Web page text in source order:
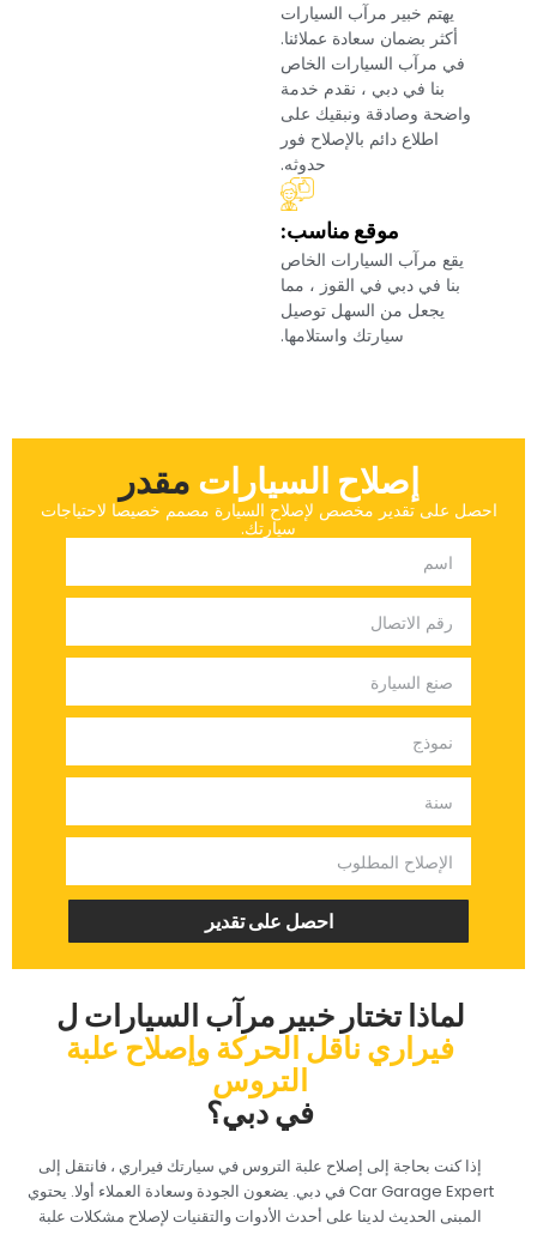
‏يهتم خبير مرآب السيارات
أكثر بضمان سعادة عملائنا.
في مرآب السيارات الخاص
بنا في دبي ، نقدم خدمة
واضحة وصادقة ونبقيك على
اطلاع دائم بالإصلاح فور
حدوثه.‏
‏موقع مناسب:‏
‏يقع مرآب السيارات الخاص
بنا في دبي في القوز ، مما
يجعل من السهل توصيل
سيارتك واستلامها.‏
‏لماذا تختار خبير مرآب السيارات ل‏
‏فيراري ناقل الحركة وإصلاح علبة
التروس‏
‏في دبي؟‏
‏إذا كنت بحاجة إلى إصلاح علبة التروس في سيارتك فيراري ، فانتقل إلى
Car Garage Expert في دبي. يضعون الجودة وسعادة العملاء أولا. يحتوي
المبنى الحديث لدينا على أحدث الأدوات والتقنيات لإصلاح مشكلات علبة
إصلاح السيارات ‏مقدر‏
‏احصل على تقدير مخصص لإصلاح السيارة مصمم خصيصا لاحتياجات
سيارتك.‏
‏احصل على تقدير‏